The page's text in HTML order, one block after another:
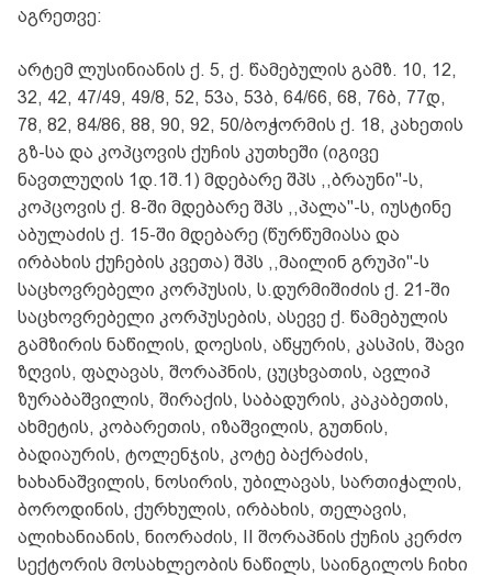
აგრეთვე:
არტემ ლუსინიანის ქ. 5, ქ. წამებულის გამზ. 10, 12,
32, 42, 47/49, 49/8, 52, 53ა, 53ბ, 64/66, 68, 76ბ, 77დ,
78, 82, 84/86, 88, 90, 92, 50/ბოჭორმის ქ. 18, კახეთის
გზ-სა და კოპცოვის ქუჩის კუთხეში (იგივე
ნავთლუღის 1დ.1შ.1) მდებარე შპს ,,ბრაუნი"-ს,
კოპცოვის ქ. 8-ში მდებარე შპს ,,პალა"-ს, იუსტინე
აბულაძის ქ. 15-ში მდებარე (წურწუმიასა და
ირბახის ქუჩების კვეთა) შპს ,,მაილინ გრუპი"-ს
საცხოვრებელი კორპუსის, ს.დურმიშიძის ქ. 21-ში
საცხოვრებელი კორპუსების, ასევე ქ. წამებულის
გამზირის ნაწილის, დოესის, აწყურის, კასპის, შავი
ზღვის, ფაღავას, შორაპნის, ცუცხვათის, ავლიპ
ზურაბაშვილის, შირაქის, საბადურის, კაკაბეთის,
ახმეტის, კობარეთის, იზაშვილის, გუთნის,
ბადიაურის, ტოლენჯის, კოტე ბაქრაძის,
ხახანაშვილის, ნოსირის, უბილავას, სართიჭალის,
ბოროდინის, ქურხულის, ირბახის, თელავის,
ალიხანიანის, ნიორაძის, II შორაპნის ქუჩის კერძო
სექტორის მოსახლეობის ნაწილს, საინგილოს ჩიხი